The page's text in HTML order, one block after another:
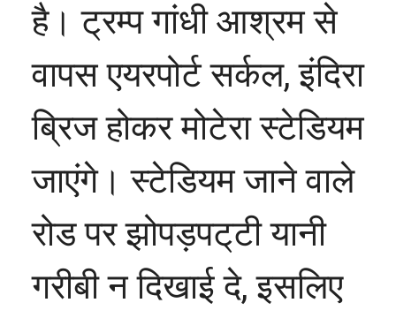
है। ट्रम्प गांधी आश्रम से
वापस एयरपोर्ट सर्कल, इंदिरा
ब्रिज होकर मोटेरा स्टेडियम
जाएंगे। स्टेडियम जाने वाले
रोड पर झोपड़पट्‌टी यानी
गरीबी न दिखाई दे, इसलिए